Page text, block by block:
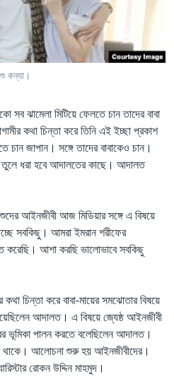
কন্যা।
সব ঝামেলা মিটিয়ে ফেলতে চান তাদের বাবা
কথা চিন্তা করে তিনি এই ইচ্ছা প্রকাশ
চান জাপান। সঙ্গে তাদের বাবাকেও চান।
তুলে ধরা হবে আদালতের কাছে। আদালত
আইনজীবী আজ মিডিয়ার সঙ্গে এ বিষয়ে
সবকিছু। আমরা ইমরান শরীফের
আশা করছি ভালোভাবে সবকিছু
চিন্তা করে বাবা-মায়ের সমঝোতার বিষয়ে
আদালত। এ বিষয়ে জ্যেষ্ঠ আইনজীবী
ভূমিকা পালন করতে বলেছিলেন আদালত।
আলোচনা শুরু হয় আইনজীবীদের।
রোকন উদ্দিন মাহমুদ।